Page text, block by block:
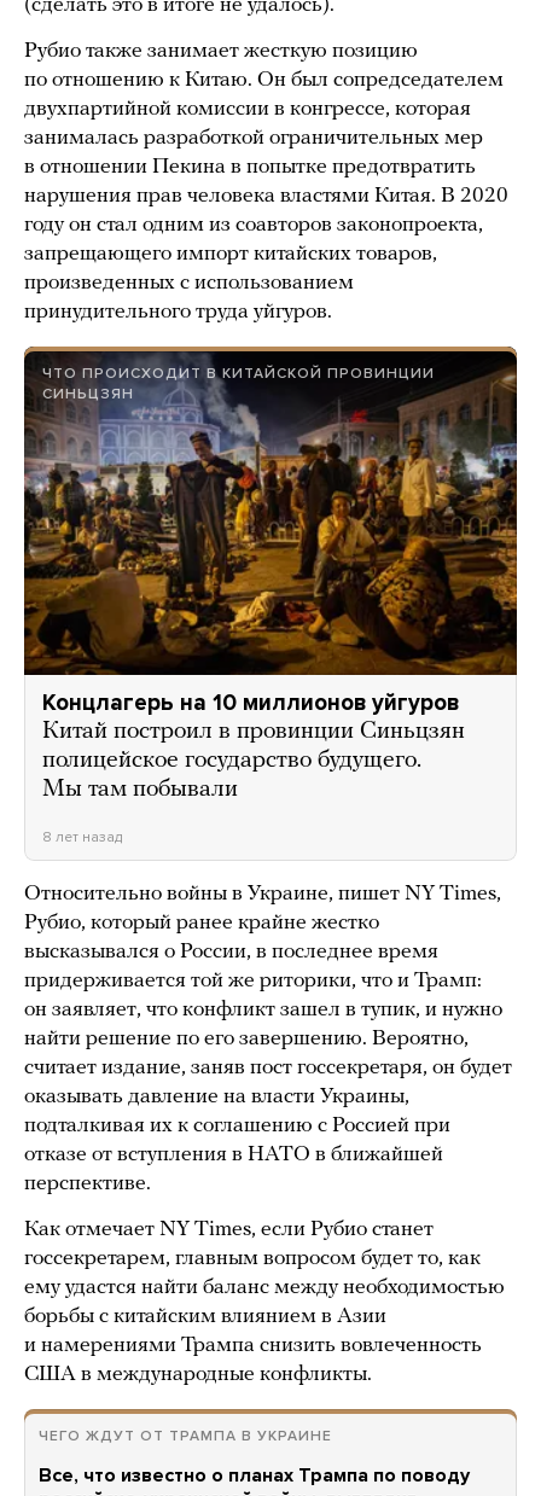
(сделать это в итоге не удалось).
Рубио также занимает жесткую позицию
по отношению к Китаю. Он был сопредседателем
двухпартийной комиссии в конгрессе, которая
занималась разработкой ограничительных мер
в отношении Пекина в попытке предотвратить
нарушения прав человека властями Китая. В 2020
году он стал одним из соавторов законопроекта,
запрещающего импорт китайских товаров,
произведенных с использованием
принудительного труда уйгуров.
ЧТО ПРОИСХОДИТ В КИТАЙСКОЙ ПРОВИНЦИИ
СИНЬЦЗЯН
Концлагерь на 10 миллионов уйгуров
Китай построил в провинции Синьцзян
полицейское государство будущего.
Мы там побывали
8 лет назад
Относительно войны в Украине, пишет NY Times,
Рубио, который ранее крайне жестко
высказывался о России, в последнее время
придерживается той же риторики, что и Трамп:
он заявляет, что конфликт зашел в тупик, и нужно
найти решение по его завершению. Вероятно,
считает издание, заняв пост госсекретаря, он будет
оказывать давление на власти Украины,
подталкивая их к соглашению с Россией при
отказе от вступления в НАТО в ближайшей
перспективе.
Как отмечает NY Times, если Рубио станет
госсекретарем, главным вопросом будет то, как
ему удастся найти баланс между необходимостью
борьбы с китайским влиянием в Азии
и намерениями Трампа снизить вовлеченность
США в международные конфликты.
ЧЕГО ЖДУТ ОТ ТРАМПА В УКРАИНЕ
Все, что известно о планах Трампа по поводу